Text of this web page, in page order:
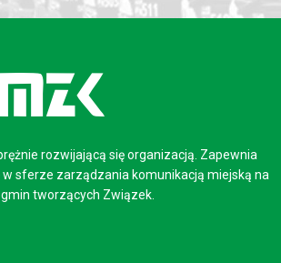
rozwijającą się organizacją. Zapewnia
w sferze zarządzania komunikacją miejską na
tworzących Związek.